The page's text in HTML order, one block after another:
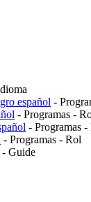
español -
- Programas -
- Programas -
- Programas - Rol
- Guide